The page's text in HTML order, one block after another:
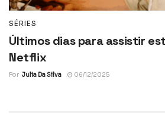
SÉRIES
Últimos dias para assistir
Netflix
Por Julia Da Silva 06/12/2025